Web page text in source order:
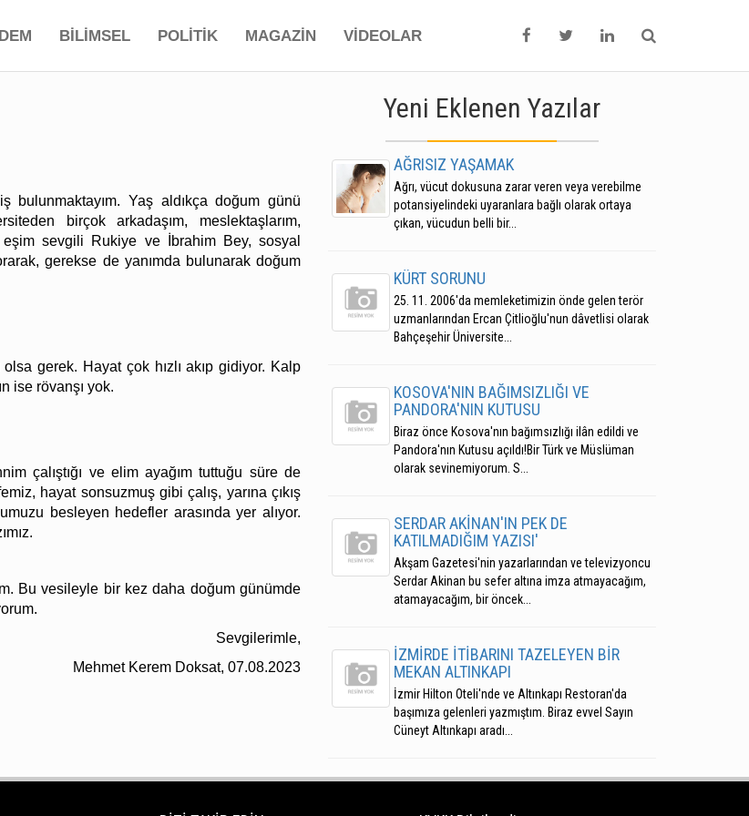
BİLİMSEL POLİTİK MAGAZİN VİDEOLAR
Yaş aldıkça doğum günü
birçok arkadaşım, meslektaşlarım,
eşim sevgili Rukiye ve İbrahim Bey, sosyal
gerekse de yanımda bulunarak doğum
gerek. Hayat çok hızlı akıp gidiyor. Kalp
ise rövanşı yok.
çalıştığı ve elim ayağım tuttuğu süre de
hayat sonsuzmuş gibi çalış, yarına çıkış
besleyen hedefler arasında yer alıyor.
Bu vesileyle bir kez daha doğum günümde
Sevgilerimle,
Mehmet Kerem Doksat, 07.08.2023
Yeni Eklenen Yazılar
AĞRISIZ YAŞAMAK
Ağrı, vücut dokusuna zarar veren veya verebilme
potansiyelindeki uyaranlara bağlı olarak ortaya
çıkan, vücudun belli bir...
KÜRT SORUNU
25. 11. 2006'da memleketimizin önde gelen terör
uzmanlarından Ercan Çitlioğlu'nun dâvetlisi olarak
Bahçeşehir Üniversite...
KOSOVA'NIN BAĞIMSIZLIĞI VE
PANDORA'NIN KUTUSU
Biraz önce Kosova'nın bağımsızlığı ilân edildi ve
Pandora'nın Kutusu açıldı!Bir Türk ve Müslüman
olarak sevinemiyorum. S...
SERDAR AKİNAN'IN PEK DE
KATILMADIĞIM YAZISI'
Akşam Gazetesi'nin yazarlarından ve televizyoncu
Serdar Akinan bu sefer altına imza atmayacağım,
atamayacağım, bir öncek...
İZMİRDE İTİBARINI TAZELEYEN BİR
MEKAN ALTINKAPI
İzmir Hilton Oteli'nde ve Altınkapı Restoran'da
başımıza gelenleri yazmıştım. Biraz evvel Sayın
Cüneyt Altınkapı aradı...